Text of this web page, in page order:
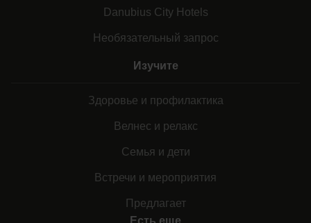
Danubius City Hotels
Необязательный запрос
Изучите
Здоровье и профилактика
Велнес и релакс
Семья и дети
Встречи и мероприятия
Предлагает
Есть еще